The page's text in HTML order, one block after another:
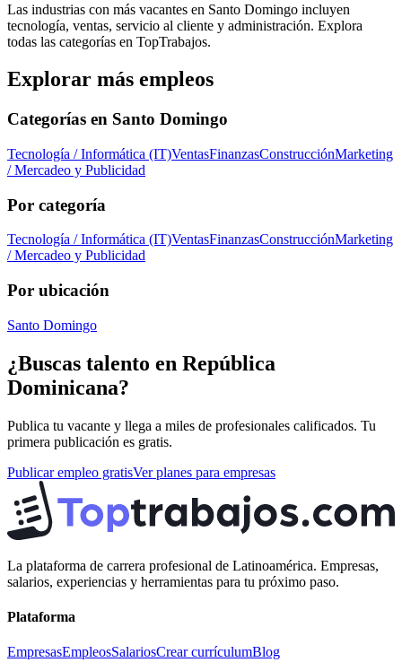
Las industrias con más vacantes en Santo Domingo incluyen
tecnología, ventas, servicio al cliente y administración. Explora
todas las categorías en TopTrabajos.
Explorar más empleos
Categorías en Santo Domingo
Tecnología / Informática (IT)VentasFinanzasConstrucciónMarketing
/ Mercadeo y Publicidad
Por categoría
Tecnología / Informática (IT)VentasFinanzasConstrucciónMarketing
/ Mercadeo y Publicidad
Por ubicación
Santo Domingo
¿Buscas talento en República
Dominicana?
Publica tu vacante y llega a miles de profesionales calificados. Tu
primera publicación es gratis.
Publicar empleo gratisVer planes para empresas
La plataforma de carrera profesional de Latinoamérica. Empresas,
salarios, experiencias y herramientas para tu próximo paso.
Plataforma
EmpresasEmpleosSalariosCrear currículumBlog